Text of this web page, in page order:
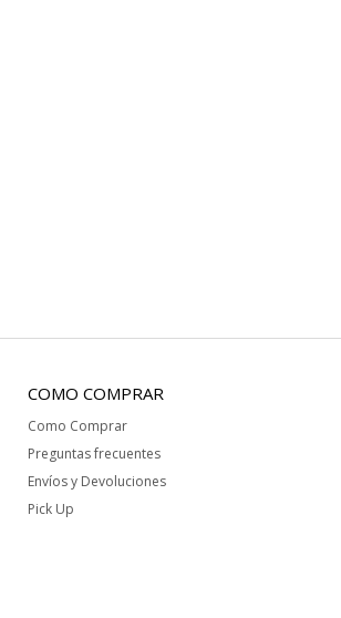
COMO COMPRAR
Como Comprar
Preguntas frecuentes
Envíos y Devoluciones
Pick Up